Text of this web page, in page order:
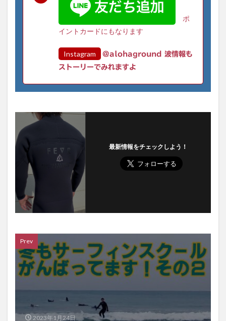
ポ
イントカードにもなります
Instagram
@alohaground 波情報も
ストーリーでみれますよ
最新情報をチェックしよう！
Prev
2023年1月24日